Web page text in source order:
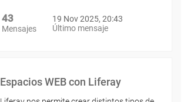
43
Mensajes
19 Nov 2025, 20:43
Último mensaje
Espacios WEB con Liferay